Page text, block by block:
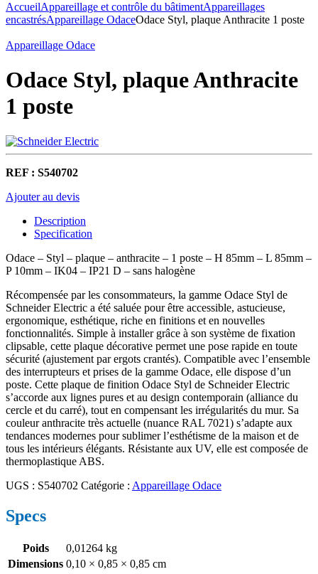
AccueilAppareillage et contrôle du bâtimentAppareillages
encastrésAppareillage OdaceOdace Styl, plaque Anthracite 1 poste
Appareillage Odace
Odace Styl, plaque Anthracite
1 poste
REF : S540702
Ajouter au devis
Description
Specification
Odace – Styl – plaque – anthracite – 1 poste – H 85mm – L 85mm –
P 10mm – IK04 – IP21 D – sans halogène
Récompensée par les consommateurs, la gamme Odace Styl de
Schneider Electric a été saluée pour être accessible, astucieuse,
ergonomique, esthétique, riche en finitions et en nouvelles
fonctionnalités. Simple à installer grâce à son système de fixation
clipsable, cette plaque décorative permet une pose rapide en toute
sécurité (ajustement par ergots crantés). Compatible avec l’ensemble
des interrupteurs et prises de la gamme Odace, elle dispose d’un
poste. Cette plaque de finition Odace Styl de Schneider Electric
s’accorde aux lignes pures et au design contemporain (alliance du
cercle et du carré), tout en compensant les irrégularités du mur. Sa
couleur anthracite très actuelle (nuance RAL 7021) s’adapte aux
tendances modernes pour sublimer l’esthétisme de la maison et de
tous les intérieurs élégants. Résistante aux UV, elle est composée de
thermoplastique ABS.
UGS : S540702 Catégorie : Appareillage Odace
Specs
Poids
0,01264 kg
Dimensions 0,10 × 0,85 × 0,85 cm